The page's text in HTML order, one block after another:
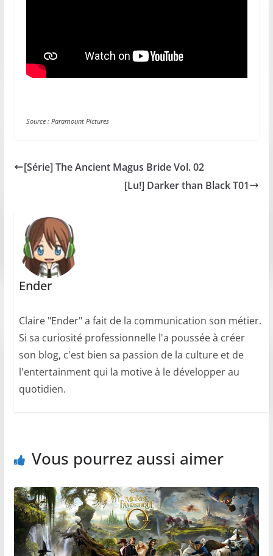
Source : Paramount Pictures
[Série] The Ancient Magus Bride Vol. 02
[Lu!] Darker than Black T01
Ender
Claire "Ender" a fait de la communication son métier.
Si sa curiosité professionnelle l'a poussée à créer
son blog, c'est bien sa passion de la culture et de
l'entertainment qui la motive à le développer au
quotidien.
Vous pourrez aussi aimer